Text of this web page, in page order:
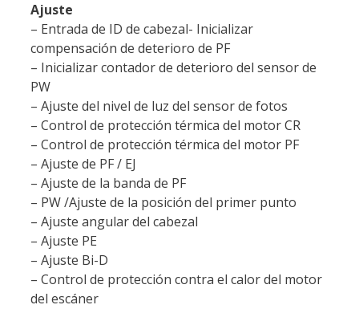
Ajuste
– Entrada de ID de cabezal- Inicializar
compensación de deterioro de PF
– Inicializar contador de deterioro del sensor de
PW
– Ajuste del nivel de luz del sensor de fotos
– Control de protección térmica del motor CR
– Control de protección térmica del motor PF
– Ajuste de PF / EJ
– Ajuste de la banda de PF
– PW /Ajuste de la posición del primer punto
– Ajuste angular del cabezal
– Ajuste PE
– Ajuste Bi-D
– Control de protección contra el calor del motor
del escáner